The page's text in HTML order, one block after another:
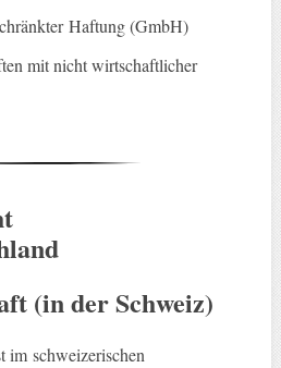
Haftung (GmbH)
mit nicht wirtschaftlicher
(in der Schweiz)
im schweizerischen